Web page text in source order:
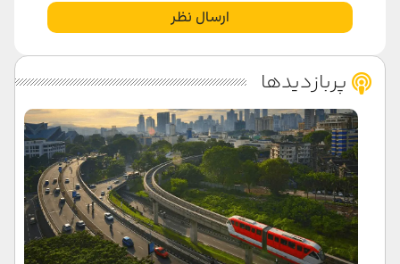
ارسال نظر
پربازدیدها